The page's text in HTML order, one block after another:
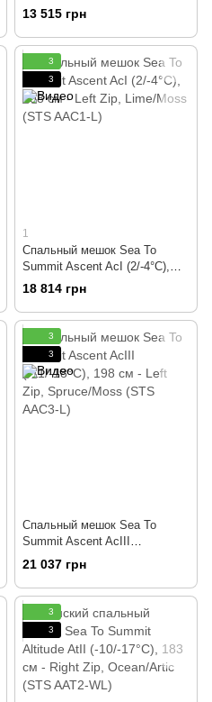
(-1/-8°C), 170 см - Right Zip,
Peacock/Emerald (STS AJO1-
WR)
13 515 грн
3
3
1
Спальный мешок Sea To
Summit Ascent AcI (2/-4°C),
198 см - Left Zip, Lime/Moss
(STS AAC1-L)
18 814 грн
3
3
Спальный мешок Sea To
Summit Ascent AcIII
(-11/-18°C), 198 см - Left Zip,
Spruce/Moss (STS AAC3-L)
21 037 грн
3
3